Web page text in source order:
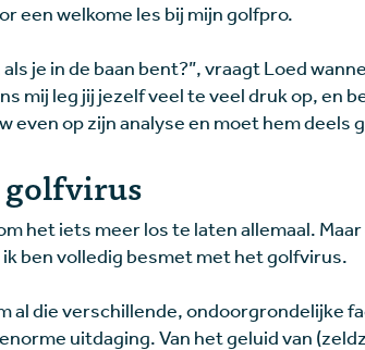
een welkome les bij mijn golfpro.
als je in de baan bent?”, vraagt Loed
mij leg jij jezelf veel te veel druk op, en
even op zijn analyse en moet hem deels
golfvirus
het iets meer los te laten allemaal.
ben volledig besmet met het golfvirus.
al die verschillende, ondoorgrondelijke
uitdaging. Van het geluid van